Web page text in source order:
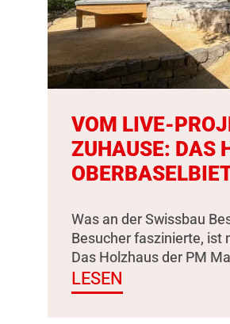
VOM LIVE-
ZUHAUSE: DAS
Was an der Swissbau
Besucher faszinierte, ist
Das Holzhaus der PM
LESEN